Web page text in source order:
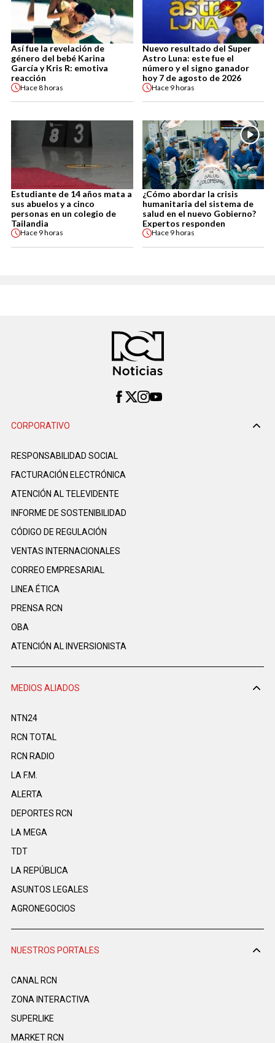
Así fue la revelación de
género del bebé Karina
García y Kris R: emotiva
reacción
Hace8 horas
Nuevo resultado del Super
Astro Luna: este fue el
número y el signo ganador
hoy 7 de agosto de 2026
Hace 9 horas
Estudiante de 14 años mata a
sus abuelos y a cinco
personas en un colegio de
Tailandia
Hace 9 horas
¿Cómo abordar la crisis
humanitaria del sistema de
salud en el nuevo Gobierno?
Expertos responden
Hace 9 horas
CORPORATIVO
RESPONSABILIDAD SOCIAL
FACTURACIÓN ELECTRÓNICA
ATENCIÓN AL TELEVIDENTE
INFORME DE SOSTENIBILIDAD
CÓDIGO DE REGULACIÓN
VENTAS INTERNACIONALES
CORREO EMPRESARIAL
LINEA ÉTICA
PRENSA RCN
OBA
ATENCIÓN AL INVERSIONISTA
MEDIOS ALIADOS
NTN24
RCN TOTAL
RCN RADIO
LA F.M.
ALERTA
DEPORTES RCN
LA MEGA
TDT
LA REPÚBLICA
ASUNTOS LEGALES
AGRONEGOCIOS
NUESTROS PORTALES
CANAL RCN
ZONA INTERACTIVA
SUPERLIKE
MARKET RCN